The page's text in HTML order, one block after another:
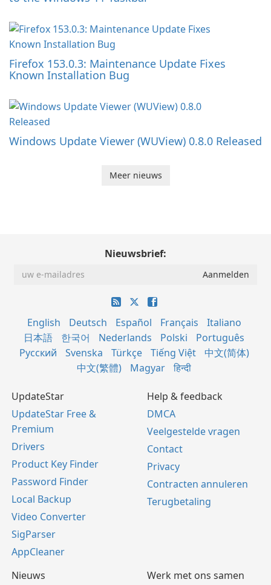
Firefox 153.0.3: Maintenance Update Fixes
Known Installation Bug
Windows Update Viewer (WUView) 0.8.0 Released
Meer nieuws
Nieuwsbrief:
English Deutsch Español Français
Italiano
日本語
한국어 Nederlands Polski
Português
Русский
Svenska Türkçe Tiếng Việt
中文(简体)
中文(繁體)
Magyar हिन्दी
UpdateStar
UpdateStar Free &
Premium
Drivers
Product Key Finder
Password Finder
Local Backup
Video Converter
SigParser
AppCleaner
Help & feedback
DMCA
Veelgestelde vragen
Contact
Privacy
Contracten annuleren
Terugbetaling
Nieuws
Werk met ons samen